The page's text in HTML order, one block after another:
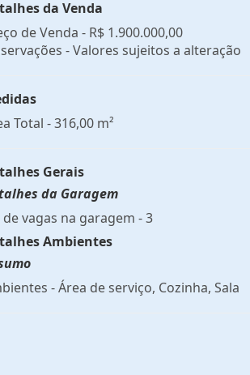
da Venda
de Venda - R$ 1.900.000,00
- Valores sujeitos a alteração
Total - 316,00 m²
Gerais
da Garagem
de vagas na garagem - 3
Ambientes
- Área de serviço, Cozinha, Sala